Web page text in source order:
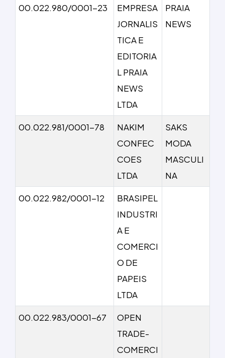
00.022.980/0001-23
EMPRESA
JORNALIS
TICA E
EDITORIA
L PRAIA
NEWS
LTDA
PRAIA
NEWS
00.022.981/0001-78
NAKIM
CONFEC
COES
LTDA
SAKS
MODA
MASCULI
NA
00.022.982/0001-12
BRASIPEL
INDUSTRI
A E
COMERCI
O DE
PAPEIS
LTDA
00.022.983/0001-67
OPEN
TRADE-
COMERCI